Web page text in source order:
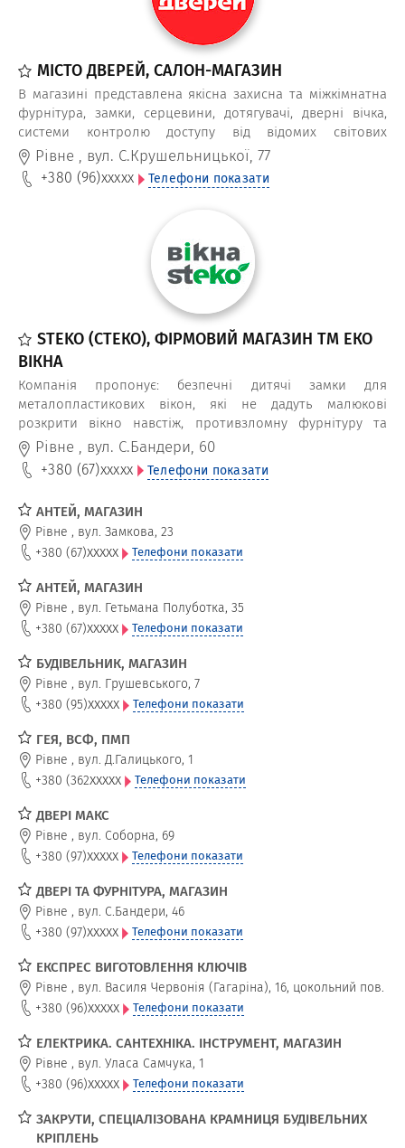
МІСТО ДВЕРЕЙ, САЛОН-МАГАЗИН
В магазині представлена якісна захисна та міжкімнатна
фурнітура, замки, серцевини, дотягувачі, дверні вічка,
системи контролю доступу від відомих світових
виробників. Також працює сервісний центр з
виготовлення дублікатів та перекодування серцевин
ключів Мультилок.
Рівне , вул. С.Крушельницької, 77
+380 (96)xxxxx Телефони показати
STEKO (СТЕКО), ФІРМОВИЙ МАГАЗИН ТМ ЕКО
ВІКНА
Компанія пропонує: безпечні дитячі замки для
металопластикових вікон, які не дадуть малюкові
розкрити вікно навстіж, противзломну фурнітуру та
ручку з кнопкою або замком, яка дозволить налаштувати
ширину відкриття стулки для провітрювання.
Рівне , вул. С.Бандери, 60
+380 (67)xxxxx Телефони показати
АНТЕЙ, МАГАЗИН
Рівне , вул. Замкова, 23
+380 (67)xxxxx Телефони показати
АНТЕЙ, МАГАЗИН
Рівне , вул. Гетьмана Полуботка, 35
+380 (67)xxxxx Телефони показати
БУДІВЕЛЬНИК, МАГАЗИН
Рівне , вул. Грушевського, 7
+380 (95)xxxxx Телефони показати
ГЕЯ, ВСФ, ПМП
Рівне , вул. Д.Галицького, 1
+380 (362xxxxx Телефони показати
ДВЕРІ МАКС
Рівне , вул. Соборна, 69
+380 (97)xxxxx Телефони показати
ДВЕРІ ТА ФУРНІТУРА, МАГАЗИН
Рівне , вул. С.Бандери, 46
+380 (97)xxxxx Телефони показати
ЕКСПРЕС ВИГОТОВЛЕННЯ КЛЮЧІВ
Рівне , вул. Василя Червонія (Гагаріна), 16, цокольний пов.
+380 (96)xxxxx Телефони показати
ЕЛЕКТРИКА. САНТЕХНІКА. ІНСТРУМЕНТ, МАГАЗИН
Рівне , вул. Уласа Самчука, 1
+380 (96)xxxxx Телефони показати
ЗАКРУТИ, СПЕЦІАЛІЗОВАНА КРАМНИЦЯ БУДІВЕЛЬНИХ
КРІПЛЕНЬ